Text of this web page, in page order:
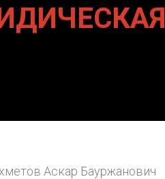
Аскар Бауржанович